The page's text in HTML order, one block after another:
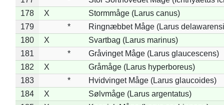
178
X
Stormmåge (Larus canus)
179
*
Ringnæbbet Måge (Larus
180
X
Svartbag (Larus marinus)
181
*
Gråvinget Måge (Larus glaucescens)
182
X
Gråmåge (Larus hyperboreus)
183
*
Hvidvinget Måge (Larus glaucoides)
184
X
Sølvmåge (Larus argentatus)